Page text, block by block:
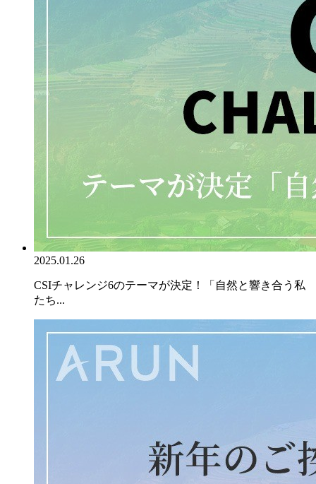
2025.01.26
CSIチャレンジ6のテーマが決定！「自然と響き合う私
たち...